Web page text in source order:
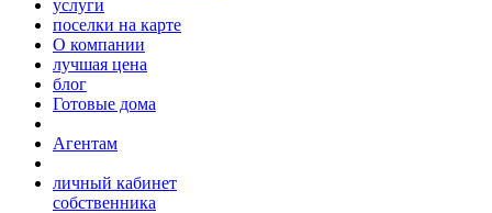
услуги
поселки на карте
О компании
лучшая цена
блог
Готовые дома
Агентам
личный кабинет
собственника